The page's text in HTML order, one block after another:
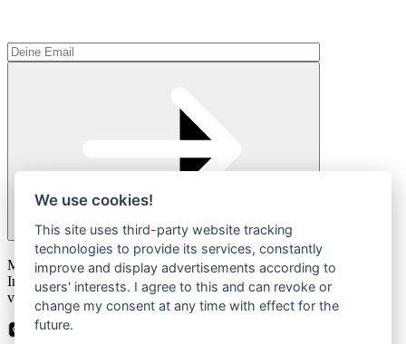
Please
leave
this
field
empty.
Mit der Anmeldung zum Newsletter stimmen Sie zu, dass wir Ihre
Informationen im Rahmen unsererDatenschutzbestimmungen
verarbeiten.
We use cookies!
This site uses third-party website tracking
technologies to provide its services, constantly
improve and display advertisements according to
users' interests. I agree to this and can revoke or
change my consent at any time with effect for the
future.